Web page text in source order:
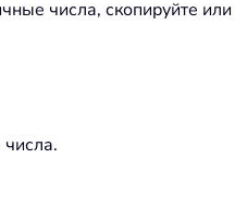
числа, скопируйте